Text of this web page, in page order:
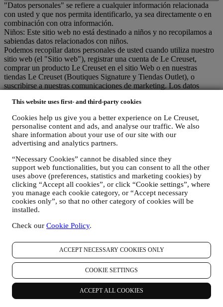
This website uses first- and third-party cookies
Cookies help us give you a better experience on Le Creuset,
personalise content and ads, and analyse our traffic. We also
share information about your use of our site with our
advertising and analytics partners.
“Necessary Cookies” cannot be disabled since they
support web functionalities, but you can consent to all the other
uses above (preferences, statistics and marketing cookies) by
clicking “Accept all cookies”, or click “Cookie settings”, where
you manage each cookie category, or “Accept necessary
cookies only”, so that no other category of cookies will be
installed.
Check our Cookie Policy.
ACCEPT NECESSARY COOKIES ONLY
COOKIE SETTINGS
ACCEPT ALL COOKIES
"Datos personales" se refiere a cualquier información relacionada
con usted y que nos permita identificarlo, ya sea directamente o en
combinación con otra información.
Niños: Este sitio web no está destinado a niños y no recopilamos a
sabiendas datos relacionados con niños.
Podemos recopilar datos personales de usted cuando utiliza nuestro
sitio web (el "Sitio web"), registrar una cuenta de Le Creuset,
comprar un producto Le Creuset en el sitio Web o en nuestras
tiendas Le Creuset (Boutiques Signature y Tiendas Outlet), o
suscribirse a nuestras comunicaciones de marketing. Los datos
nacimiento y otros datos de contacto (dirección, número de
teléfono y dirección de correo electrónico), para registrar una
cuenta de Le Creuset o comprar como usuario invitado, o para
suscribirse a nuestras comunicaciones de marketing
comunicaciones en la web o en la tienda.
sus datos de compra, por ejemplo, fecha y hora de compra,
datos de entrega, datos de productos y pagos y detalles, para
la gestión de sus pedidos.
datos sobre su historial de navegación en línea (por ejemplo,
identificadores en línea - como su dirección IP, versión del
navegador, sistema operativo, duración de la visita, usuario
visitas al Sitio Web (ya sea que sea usuario registrado o no),
como "cookies" y otras tecnologías similares (incluidos los
píxeles de seguimiento en los correos electrónicos), para
mejorar nuestros servicios y anuncios, o para nuestro análisis
estadístico - en la mayoría de los casos no podremos
identificarlo a través de esta información técnica. Para obtener
información sobre la recopilación de datos a través de
cookies, consulte nuestra Política de Cookiesaquí).